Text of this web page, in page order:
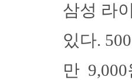
삼성 라
있다.
만